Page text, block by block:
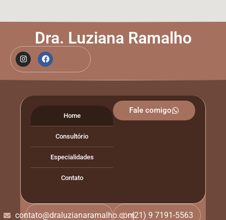
Dra. Luziana Ramalho
Home
Consultório
Especialidades
Contato
Fale comigo
contato@draluzianaramalho.com(21) 9 7191-5563